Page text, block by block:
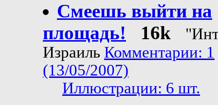
Смеешь выйти на
площадь!
16k
Израиль Комментарии: 1
(13/05/2007)
Иллюстрации: 6 шт.